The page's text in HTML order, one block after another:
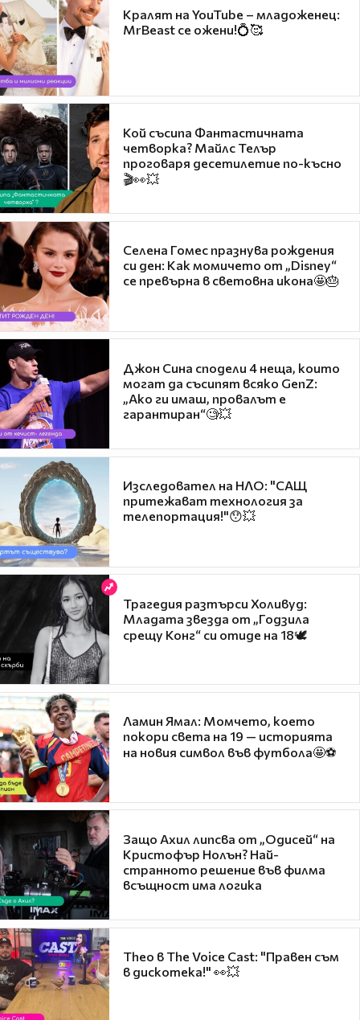
Кралят на YouTube – младоженец:
MrBeast се ожени!💍🥰
Кой съсипа Фантастичната
четворка? Майлс Телър
проговаря десетилетие по-късно
🎬👀💥
Селена Гомес празнува рождения
си ден: Как момичето от „Disney“
се превърна в световна икона🤩🎂
Джон Сина сподели 4 неща, които
могат да съсипят всяко GenZ:
„Ако ги имаш, провалът е
гарантиран“🧐💥
Изследовател на НЛО: "САЩ
притежават технология за
телепортация!"😯💥
Трагедия разтърси Холивуд:
Младата звезда от „Годзила
срещу Конг“ си отиде на 18🕊️
Ламин Ямал: Момчето, което
покори света на 19 — историята
на новия символ във футбола🤩⚽
Защо Ахил липсва от „Одисей“ на
Кристофър Нолън? Най-
странното решение във филма
всъщност има логика
Theo в The Voice Cast: "Правен съм
в дискотека!" 👀💥